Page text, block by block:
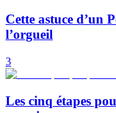
Cette astuce d’un
l’orgueil
3
Les cinq étapes